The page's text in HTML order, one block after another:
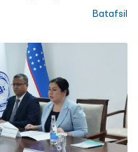
tashriflari amalgaBatafsil